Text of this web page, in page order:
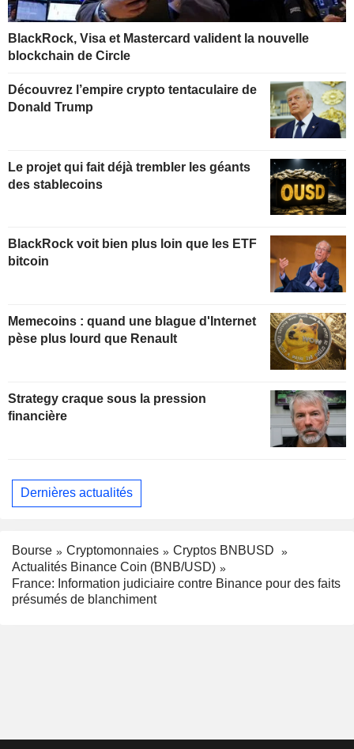
BlackRock, Visa et Mastercard valident la nouvelle
blockchain de Circle
Découvrez l’empire crypto tentaculaire de
Donald Trump
Le projet qui fait déjà trembler les géants
des stablecoins
BlackRock voit bien plus loin que les ETF
bitcoin
Memecoins : quand une blague d'Internet
pèse plus lourd que Renault
Strategy craque sous la pression
financière
Dernières actualités
Bourse Cryptomonnaies
Cryptos BNBUSD
Actualités Binance Coin (BNB/USD)
France: Information judiciaire contre Binance pour des faits
présumés de blanchiment